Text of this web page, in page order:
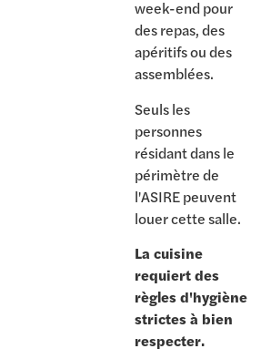
week-end pour
des repas, des
apéritifs ou des
assemblées.
Seuls les
personnes
résidant dans le
périmètre de
l'ASIRE peuvent
louer cette salle.
La cuisine
requiert des
règles d'hygiène
strictes à bien
respecter.